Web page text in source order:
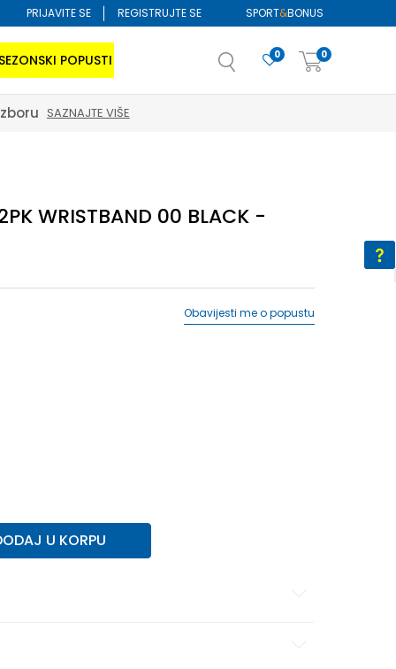
SPORT&BONUS
PRIJAVITE SE REGISTRUJTE SE
SEZONSKI POPUSTI 0
0
SAZNAJTE VIŠE
WRISTBAND 00 BLACK -
Obavijesti me o popustu
U KORPU